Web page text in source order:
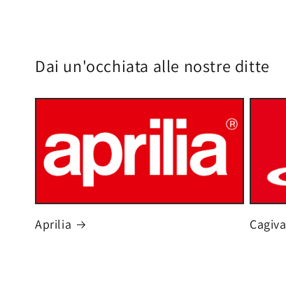
Dai un'occhiata alle nostre ditte
Aprilia Cagiva